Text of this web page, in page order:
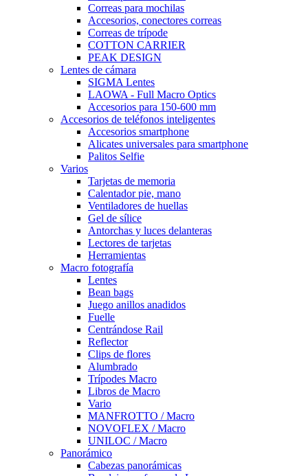
Correas para mochilas
Accesorios, conectores correas
Correas de trípode
COTTON CARRIER
PEAK DESIGN
Lentes de cámara
SIGMA Lentes
LAOWA - Full Macro Optics
Accesorios para 150-600 mm
Accesorios de teléfonos inteligentes
Accesorios smartphone
Alicates universales para smartphone
Palitos Selfie
Varios
Tarjetas de memoria
Calentador pie, mano
Ventiladores de huellas
Gel de sílice
Antorchas y luces delanteras
Lectores de tarjetas
Herramientas
Macro fotografía
Lentes
Bean bags
Juego anillos anadidos
Fuelle
Centrándose Rail
Reflector
Clips de flores
Alumbrado
Trípodes Macro
Libros de Macro
Vario
MANFROTTO / Macro
NOVOFLEX / Macro
UNILOC / Macro
Panorámico
Cabezas panorámicas